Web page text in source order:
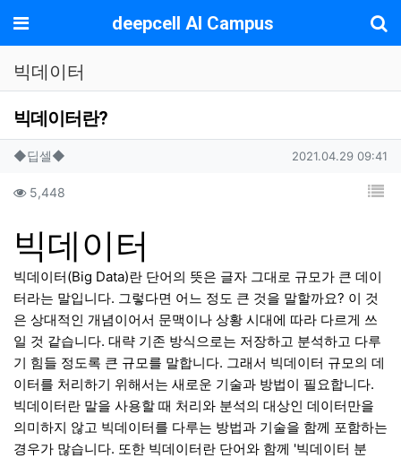
메뉴 deepcell AI Campus
빅데이터
빅데이터란?
작성자 정보
◆딥셀◆ 작성일
2021.04.29 09:41
컨텐츠 정보
5,448 목
본문
빅데이터
빅데이터(Big Data)란 단어의 뜻은 글자 그대로 규모가 큰 데이
터라는 말입니다. 그렇다면 어느 정도 큰 것을 말할까요? 이 것
은 상대적인 개념이어서 문맥이나 상황 시대에 따라 다르게 쓰
일 것 같습니다. 대략 기존 방식으로는 저장하고 분석하고 다루
기 힘들 정도록 큰 규모를 말합니다. 그래서 빅데이터 규모의 데
이터를 처리하기 위해서는 새로운 기술과 방법이 필요합니다.
빅데이터란 말을 사용할 때 처리와 분석의 대상인 데이터만을
의미하지 않고 빅데이터를 다루는 방법과 기술을 함께 포함하는
경우가 많습니다. 또한 빅데이터란 단어와 함께 '빅데이터 분